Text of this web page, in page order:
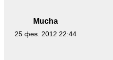
Mucha
25 фев. 2012 22:44